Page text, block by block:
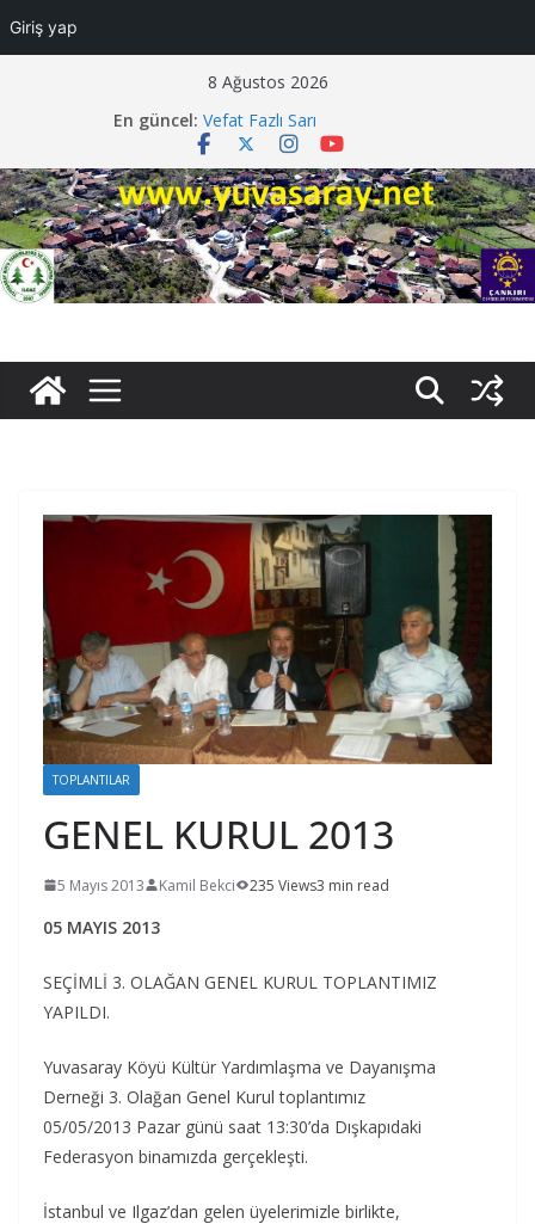
Giriş yap
8 Ağustos 2026
En güncel: Vefat Ayşe Tiryaki
Vefat Fazlı Sarı
Vefat Mecit Tenbel
Davetiye Faruk Darendeli
Düğüne Davet Samet Beyaz
TOPLANTILAR
GENEL KURUL 2013
5 Mayıs 2013 Kamil Bekci 235 Views3 min read
05 MAYIS 2013
SEÇİMLİ 3. OLAĞAN GENEL KURUL TOPLANTIMIZ
YAPILDI.
Yuvasaray Köyü Kültür Yardımlaşma ve Dayanışma
Derneği 3. Olağan Genel Kurul toplantımız
05/05/2013 Pazar günü saat 13:30’da Dışkapıdaki
Federasyon binamızda gerçekleşti.
İstanbul ve Ilgaz’dan gelen üyelerimizle birlikte,